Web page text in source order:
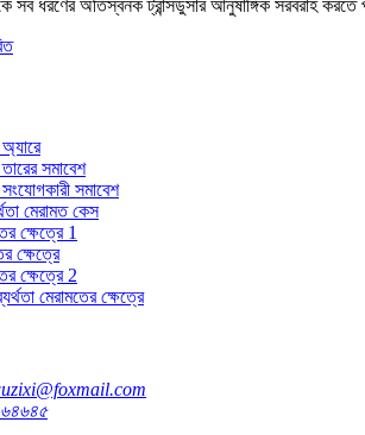
সব ধরণের অতিস্বনক ট্রান্সডুসার আনুষাঙ্গিক সরবরাহ
সমাবেশ
সমাবেশ
মেরামত কেস
ক্ষেত্রে 1
ক্ষেত্রে
ক্ষেত্রে 2
মেরামতের ক্ষেত্রে